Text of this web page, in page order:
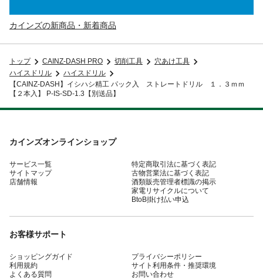
カインズの新商品・新着商品
トップ CAINZ-DASH PRO 切削工具
穴あけ工具
ハイスドリル
ハイスドリル
【CAINZ-DASH】イシハシ精工 パック入 ストレートドリル １．３ｍｍ
【２本入】 P-IS-SD-1.3【別送品】
カインズオンラインショップ
サービス一覧
サイトマップ
店舗情報
特定商取引法に基づく表記
古物営業法に基づく表記
酒類販売管理者標識の掲示
家電リサイクルについて
BtoB掛け払い申込
お客様サポート
ショッピングガイド
利用規約
よくある質問
プライバシーポリシー
サイト利用条件・推奨環境
お問い合わせ